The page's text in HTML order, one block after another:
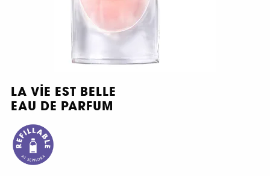
LA VIE EST BELLE
EAU DE PARFUM